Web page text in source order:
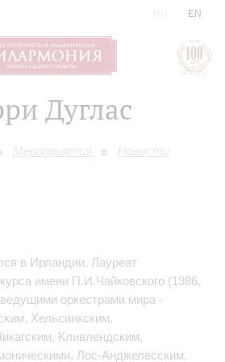
EN
Дуглас
Мероприятия Новости
в Ирландии. Лауреат
имени П.И.Чайковского (1986,
оркестрами мира -
Хельсинкским,
Кливлендским,
Лос-Анджелесским,